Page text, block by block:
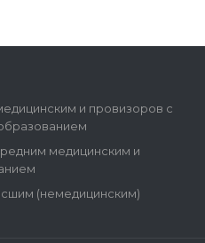
и провизоров с
медицинским и
(немедицинским)